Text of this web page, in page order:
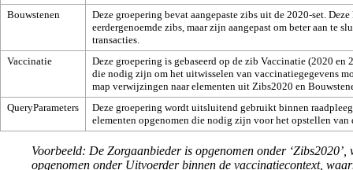
Bouwstenen
Deze groepering bevat aangepaste zibs uit de 2020-set.
eerdergenoemde zibs, maar zijn aangepast om beter aan te
transacties.
Vaccinatie
Deze groepering is gebaseerd op de zib Vaccinatie (2020
die nodig zijn om het uitwisselen van vaccinatiegegevens
map verwijzingen naar elementen uit Zibs2020 en
QueryParameters
Deze groepering wordt uitsluitend gebruikt binnen
elementen opgenomen die nodig zijn voor het opstellen van
Voorbeeld: De Zorgaanbieder is opgenomen onder
opgenomen onder Uitvoerder binnen de vaccinatiecontext,